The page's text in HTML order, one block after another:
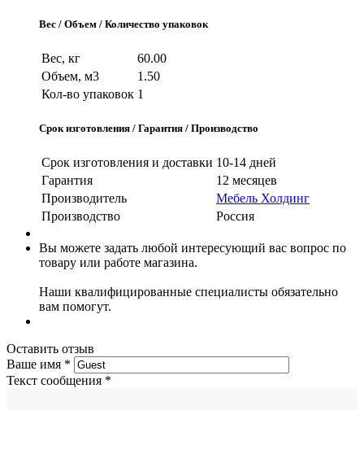
Вес / Объем / Количество упаковок
Вес, кг
60.00
Объем, м3
1.50
Кол-во упаковок 1
Срок изготовления / Гарантия / Производство
Срок изготовления и доставки 10-14 дней
Гарантия
12 месяцев
Производитель
Мебель Холдинг
Производство
Россия
Вы можете задать любой интересующий вас вопрос по
товару или работе магазина.
Наши квалифицированные специалисты обязательно
вам помогут.
Оставить отзыв
Ваше имя *
Текст сообщения *